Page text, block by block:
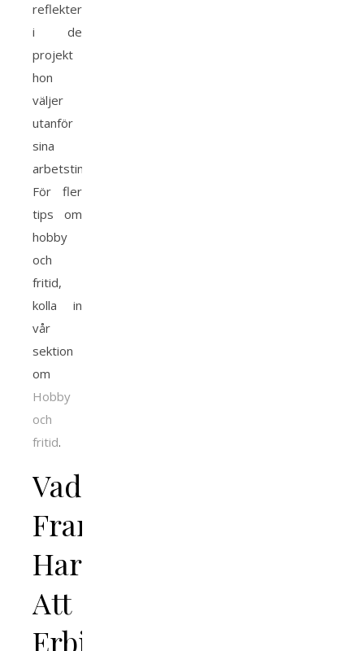
reflekteras
i de
projekt
hon
väljer
utanför
sina
arbetstimmar.
För fler
tips om
hobby
och
fritid,
kolla in
vår
sektion
om
Hobby
och
fritid.
Vad
Framtiden
Har
Att
Erbjuda